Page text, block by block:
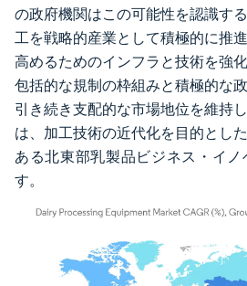
の政府機関はこの可能性を認識す
工を戦略的産業として積極的に推
高めるためのインフラと技術を強
包括的な規制の枠組みと積極的な
引き続き支配的な市場地位を維持
は、加工技術の近代化を目的とし
ある北東部乳製品ビジネス・イ
す。